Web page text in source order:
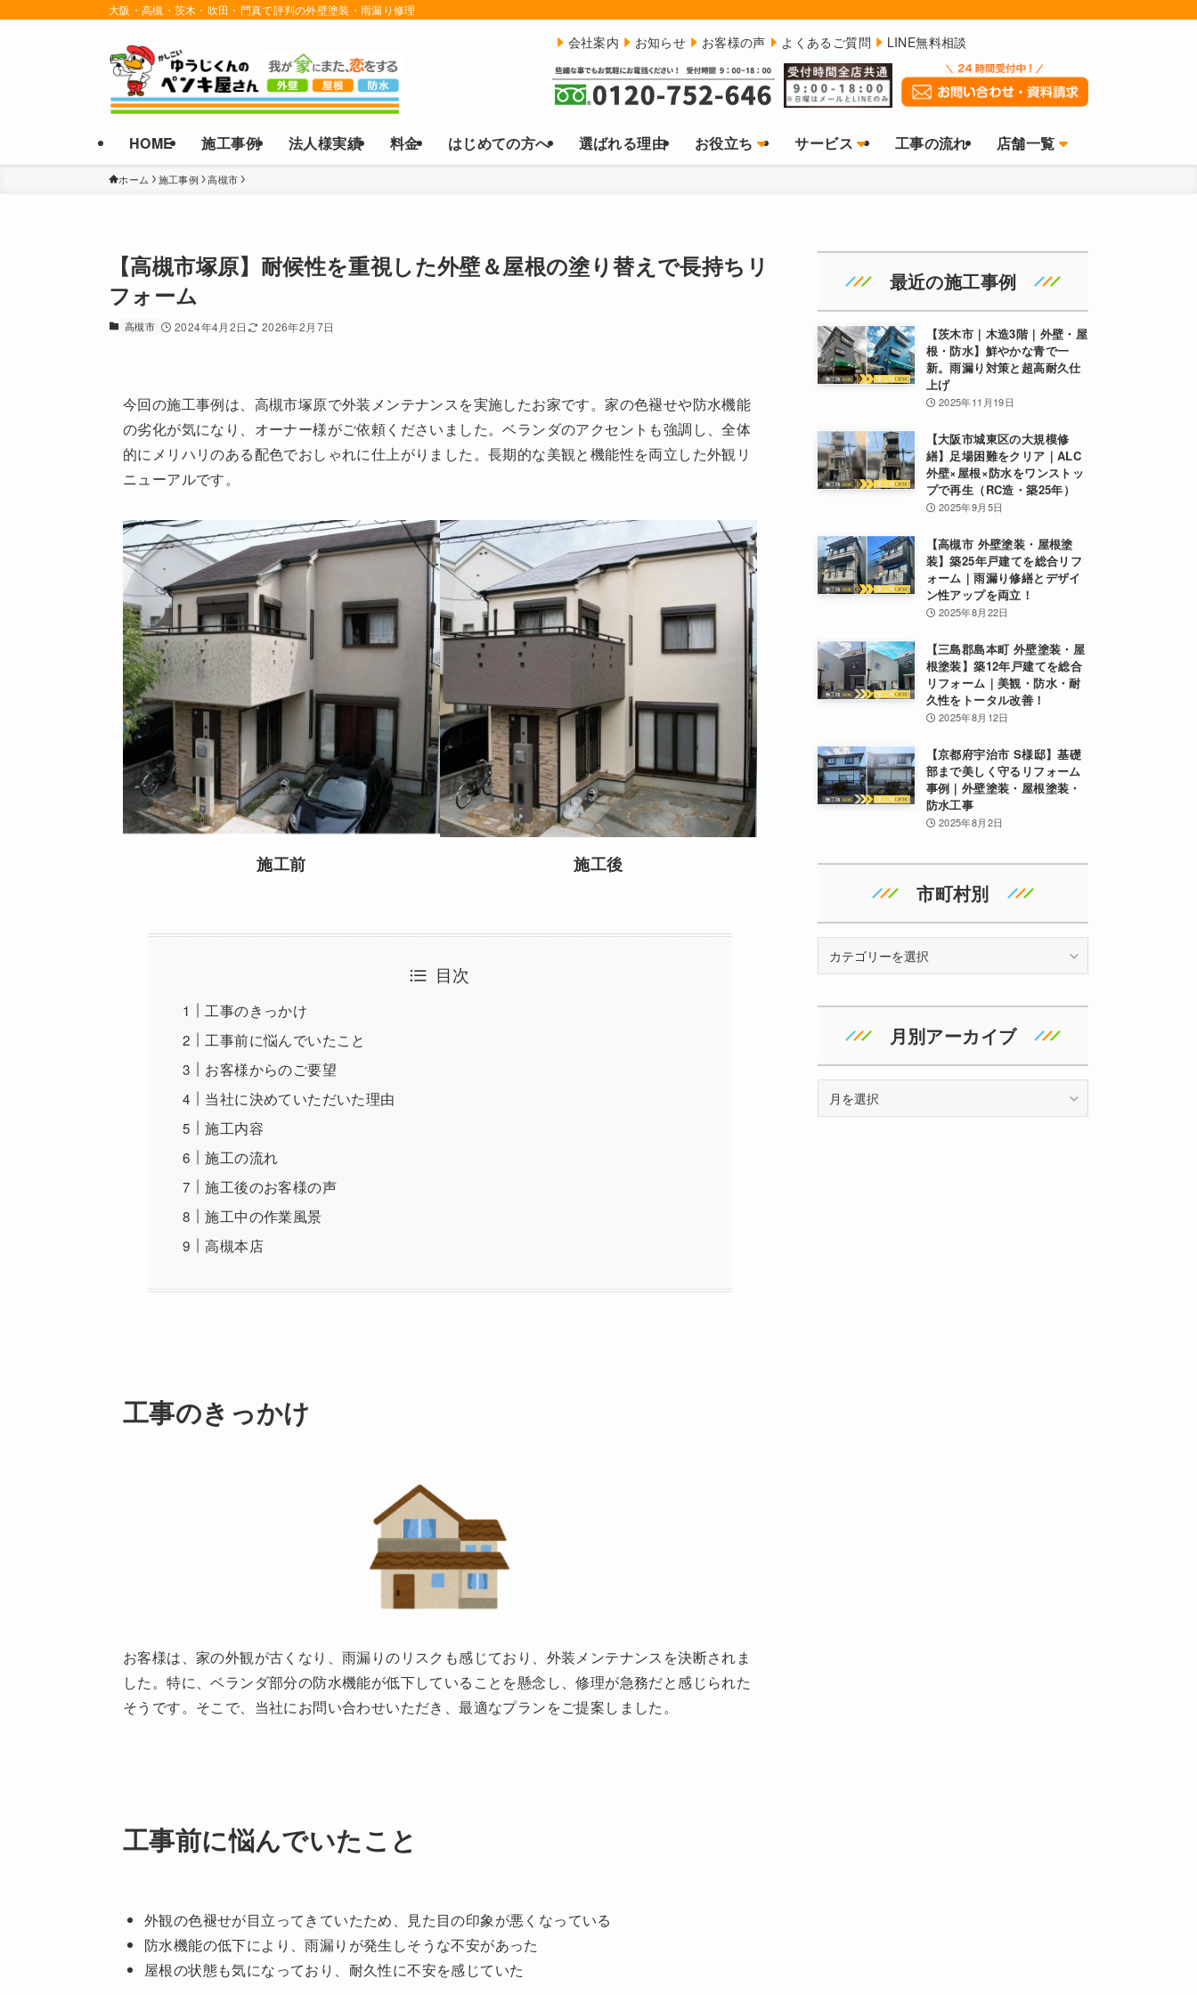
大阪・高槻・茨木・吹田・門真で評判の外壁塗装・雨漏り修理
HOME 施工事例 法人様実績 料金 はじめての方へ 選ばれる理由 お役立ち サービス 工事の流れ 店舗一覧
会社案内 お知らせ お客様の声 よくあるご質問 LINE無料相談
ホーム 施工事例 高槻市
【高槻市塚原】耐候性を重視した外壁＆屋根の塗り替えで長持ちリ
フォーム
高槻市 2024年4月2日 2026年2月7日
今回の施工事例は、高槻市塚原で外装メンテナンスを実施したお家です。家の色褪せや防水機能
の劣化が気になり、オーナー様がご依頼くださいました。ベランダのアクセントも強調し、全体
的にメリハリのある配色でおしゃれに仕上がりました。長期的な美観と機能性を両立した外観リ
ニューアルです。
施工前 施工後
目次
工事のきっかけ
工事前に悩んでいたこと
お客様からのご要望
当社に決めていただいた理由
施工内容
施工の流れ
施工後のお客様の声
施工中の作業風景
高槻本店
工事のきっかけ
お客様は、家の外観が古くなり、雨漏りのリスクも感じており、外装メンテナンスを決断されま
した。特に、ベランダ部分の防水機能が低下していることを懸念し、修理が急務だと感じられた
そうです。そこで、当社にお問い合わせいただき、最適なプランをご提案しました。
工事前に悩んでいたこと
外観の色褪せが目立ってきていたため、見た目の印象が悪くなっている
防水機能の低下により、雨漏りが発生しそうな不安があった
屋根の状態も気になっており、耐久性に不安を感じていた
最近の施工事例
【茨木市｜木造3階｜外壁・屋
根・防水】鮮やかな青で一
新。雨漏り対策と超高耐久仕
上げ
2025年11月19日
【大阪市城東区の大規模修
繕】足場困難をクリア｜ALC
外壁×屋根×防水をワンストッ
プで再生（RC造・築25年）
2025年9月5日
【高槻市 外壁塗装・屋根塗
装】築25年戸建てを総合リフ
ォーム｜雨漏り修繕とデザイ
ン性アップを両立！
2025年8月22日
【三島郡島本町 外壁塗装・屋
根塗装】築12年戸建てを総合
リフォーム｜美観・防水・耐
久性をトータル改善！
2025年8月12日
【京都府宇治市 S様邸】基礎
部まで美しく守るリフォーム
事例｜外壁塗装・屋根塗装・
防水工事
2025年8月2日
市町村別
月別アーカイブ